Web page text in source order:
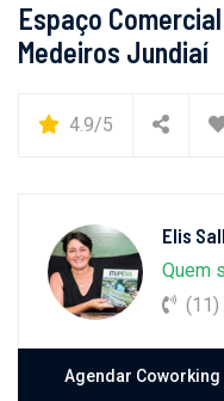
Espaço
Medeiros Jundiaí
4.9/5
Elis
Quem
(11)
Agendar Coworking